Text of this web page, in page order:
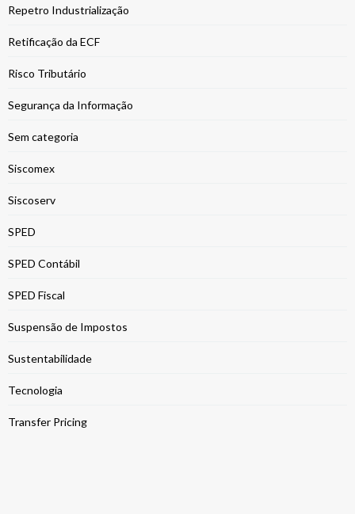
Repetro Industrialização
Retificação da ECF
Risco Tributário
Segurança da Informação
Sem categoria
Siscomex
Siscoserv
SPED
SPED Contábil
SPED Fiscal
Suspensão de Impostos
Sustentabilidade
Tecnologia
Transfer Pricing